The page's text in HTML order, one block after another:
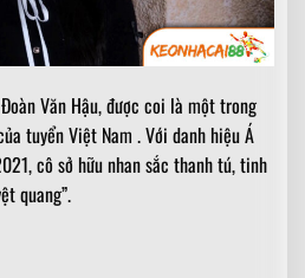
Văn Hậu, được coi là một trong
tuyển Việt Nam . Với danh hiệu Á
cô sở hữu nhan sắc thanh tú, tinh
quang”.